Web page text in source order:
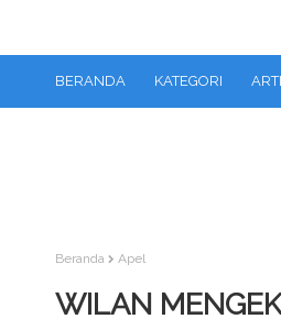
BERANDA KATEGORI
Beranda Apel
WILAN